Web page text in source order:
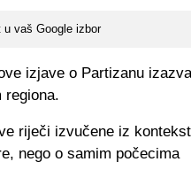
u vaš Google izbor
izjave o Partizanu
regiona.
riječi izvučene iz
nego o samim počecima